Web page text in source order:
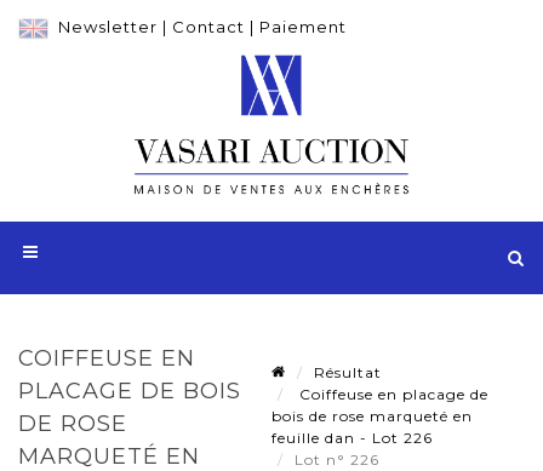
Newsletter | Contact | Paiement
COIFFEUSE EN
PLACAGE DE BOIS
DE ROSE
MARQUETÉ EN
Résultat
Coiffeuse en placage de
bois de rose marqueté en
feuille dan - Lot 226
Lot n° 226